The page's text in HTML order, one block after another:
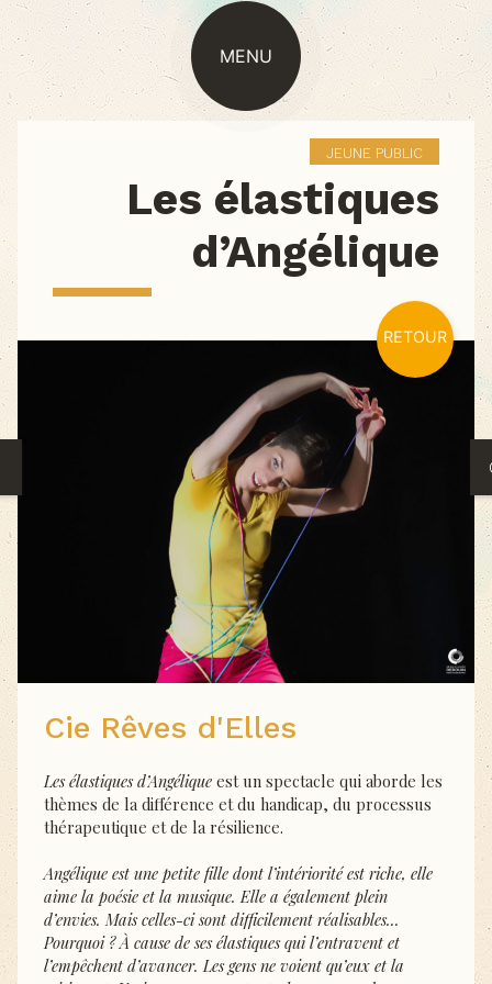
MENU
JEUNE PUBLIC
Les élastiques
d’Angélique
RETOUR
Cie Rêves d'Elles
Les élastiques d’Angélique est un spectacle qui aborde les
thèmes de la différence etdu handicap, du processus
thérapeutique et de la résilience.
Angélique est une petite fille dont l’intériorité est riche, elle
aime la poésie et la musique.Elle a également plein
d’envies. Mais celles-ci sont difficilement réalisables...
Pourquoi ? À cause de ses élastiques qui l’entravent et
l’empêchent d’avancer. Les gens ne voient qu’eux et la